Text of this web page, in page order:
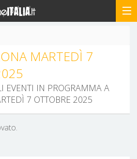
MARTEDÌ 7
EVENTI IN PROGRAMMA A
VERONA PER MARTEDÌ 7 OTTOBRE 2025